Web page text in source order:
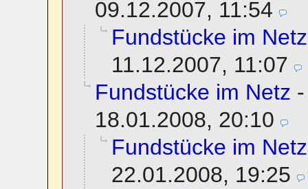
09.12.2007, 11:54
Fundstücke im Netz
11.12.2007, 11:07
Fundstücke im Netz
18.01.2008, 20:10
Fundstücke im Netz
22.01.2008, 19:25